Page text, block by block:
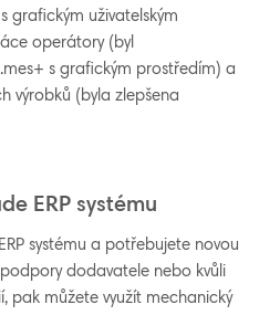
grafickým uživatelským
operátory (byl
s grafickým prostředím) a
výrobků (byla zlepšena
ERP systému
systému a potřebujete novou
dodavatele nebo kvůli
pak můžete využít mechanický